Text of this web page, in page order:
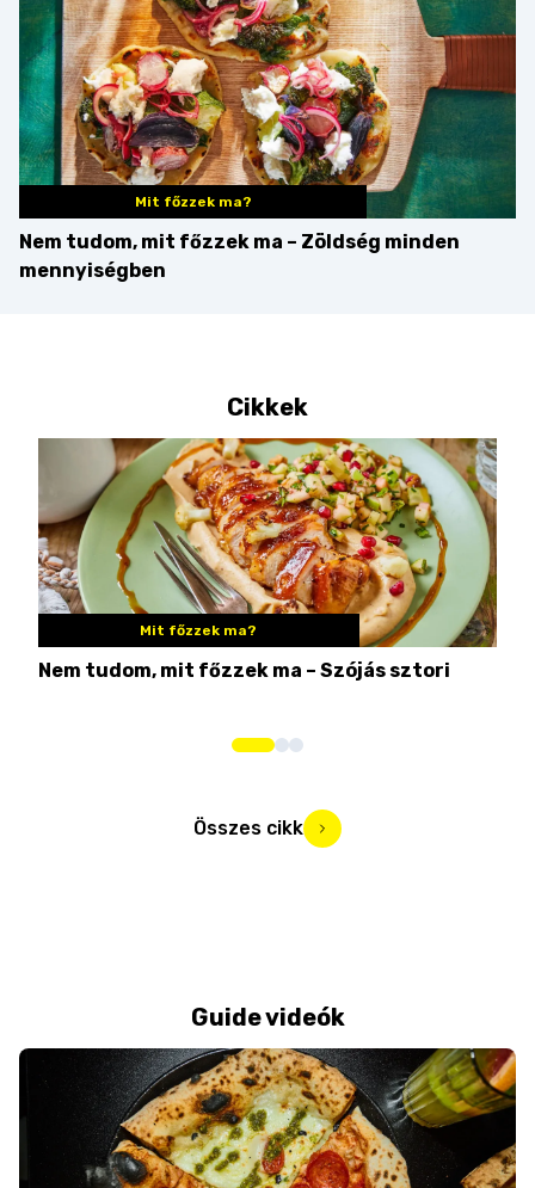
Mit főzzek ma?
Nem tudom, mit főzzek ma – Zöldség minden
mennyiségben
Cikkek
Mit főzzek ma?
Nem tudom, mit főzzek ma – Szójás sztori
Összes cikk
Guide videók